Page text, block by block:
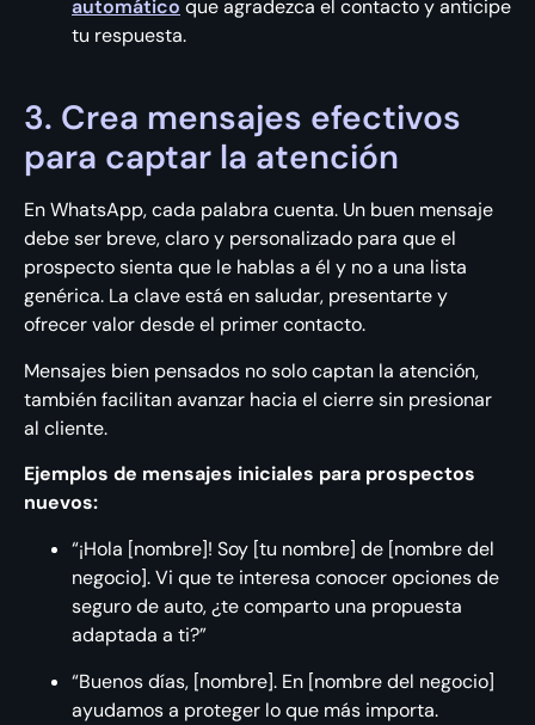
automático que agradezca el contacto y anticipe
tu respuesta.
3. Crea mensajes efectivos
para captar la atención
En WhatsApp, cada palabra cuenta. Un buen mensaje
debe ser breve, claro y personalizado para que el
prospecto sienta que le hablas a él y no a una lista
genérica. La clave está en saludar, presentarte y
ofrecer valor desde el primer contacto.
Mensajes bien pensados no solo captan la atención,
también facilitan avanzar hacia el cierre sin presionar
al cliente.
Ejemplos de mensajes iniciales para prospectos
nuevos:
“¡Hola [nombre]! Soy [tu nombre] de [nombre del
negocio]. Vi que te interesa conocer opciones de
seguro de auto, ¿te comparto una propuesta
adaptada a ti?”
“Buenos días, [nombre]. En [nombre del negocio]
ayudamos a proteger lo que más importa.